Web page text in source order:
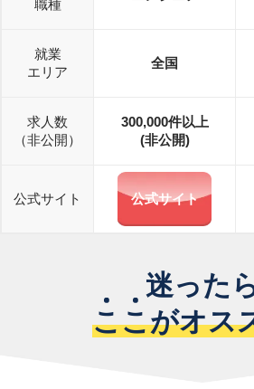
職種
就業
エリア
全国
求人数
（非公開）
300,000件以上
(非公開)
公式サイト 公式サイト
迷った
ここがオス